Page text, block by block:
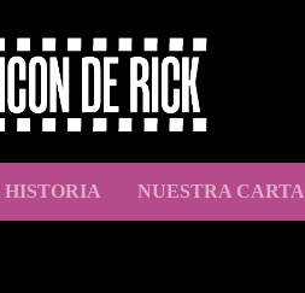
HISTORIA NUESTRA CARTA